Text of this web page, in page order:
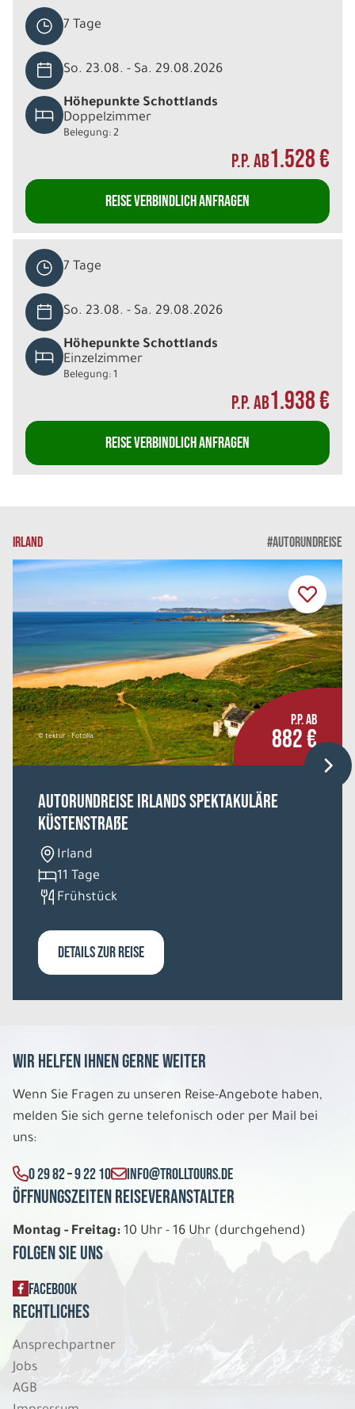
7 Tage
So. 23.08. - Sa. 29.08.2026
Höhepunkte Schottlands
Doppelzimmer
Belegung: 2
P.P. AB1.528 €
REISE VERBINDLICH ANFRAGEN
7 Tage
So. 23.08. - Sa. 29.08.2026
Höhepunkte Schottlands
Einzelzimmer
Belegung: 1
P.P. AB1.938 €
REISE VERBINDLICH ANFRAGEN
IRLAND #AUTORUNDREISE
© tektur - Fotolia
P.P. AB
882 €
Autorundreise Irlands spektakuläre
Küstenstraße
Irland
11 Tage
Frühstück
DETAILS ZUR REISE
Wir helfen Ihnen gerne weiter
Wenn Sie Fragen zu unseren Reise-Angebote haben,
melden Sie sich gerne telefonisch oder per Mail bei
uns:
0 29 82 – 9 22 10 INFO@TROLLTOURS.DE
Öffnungszeiten Reiseveranstalter
Montag - Freitag: 10 Uhr - 16 Uhr (durchgehend)
Folgen Sie uns
FACEBOOK
Rechtliches
Ansprechpartner
Jobs
AGB